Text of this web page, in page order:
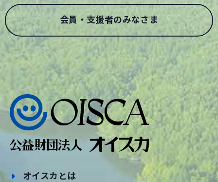
会員・支援者のみなさま
オイスカとは